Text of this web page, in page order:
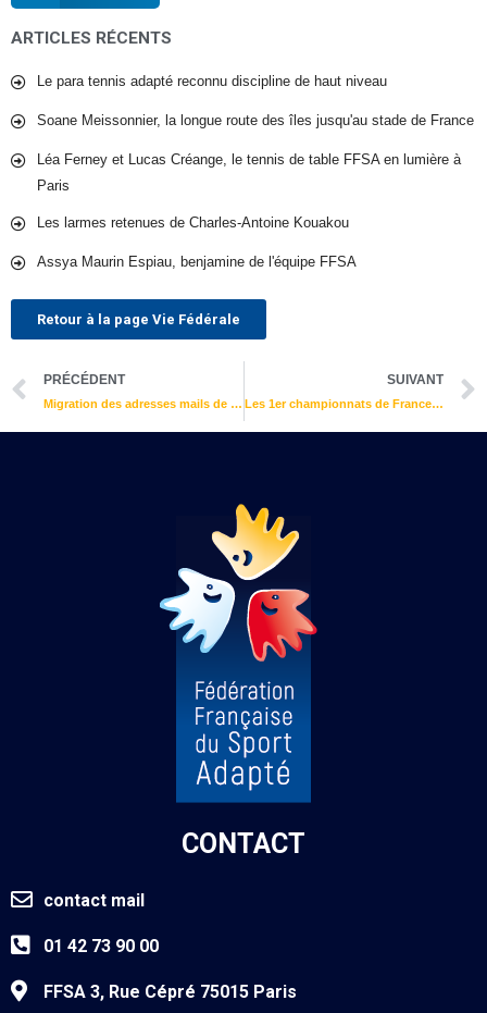
ARTICLES RÉCENTS
Le para tennis adapté reconnu discipline de haut niveau
Soane Meissonnier, la longue route des îles jusqu'au stade de France
Léa Ferney et Lucas Créange, le tennis de table FFSA en lumière à
Paris
Les larmes retenues de Charles-Antoine Kouakou
Assya Maurin Espiau, benjamine de l'équipe FFSA
Retour à la page Vie Fédérale
Précédent
PRÉCÉDENT
Migration des adresses mails de la FFSA
SUIVANT
Les 1er championnats de France entièrement connectés !
CONTACT
contact mail
01 42 73 90 00
FFSA 3, Rue Cépré 75015 Paris